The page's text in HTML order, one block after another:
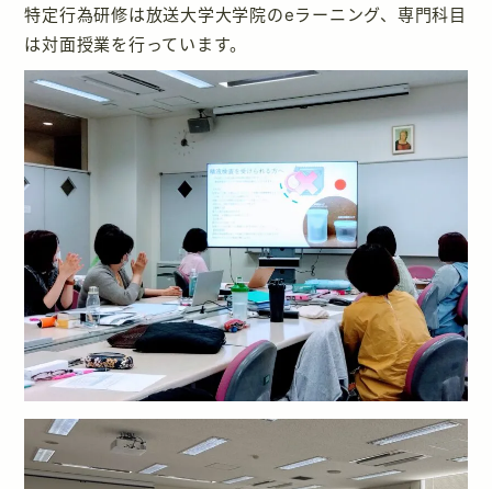
特定行為研修は放送大学大学院のeラーニング、専門科目
は対面授業を行っています。